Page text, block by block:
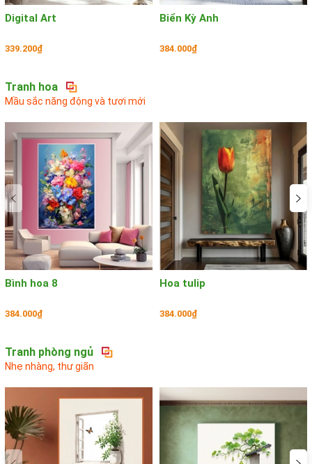
Digital Art
339.200₫
Biển Kỳ Anh
384.000₫
Tranh hoa
Mầu sắc năng động và tươi mới
Bình hoa 8
384.000₫
Hoa tulip
384.000₫
Tranh phòng ngủ
Nhẹ nhàng, thư giãn